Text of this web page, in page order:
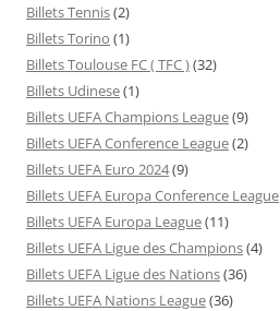
Billets Tennis(2)
Billets Torino (1)
Billets Toulouse FC ( TFC )(32)
Billets Udinese(1)
Billets UEFA Champions League(9)
Billets UEFA Conference League(2)
Billets UEFA Euro 2024(9)
Billets UEFA Europa Conference League
Billets UEFA Europa League(11)
Billets UEFA Ligue des Champions(4)
Billets UEFA Ligue des Nations(36)
Billets UEFA Nations League(36)